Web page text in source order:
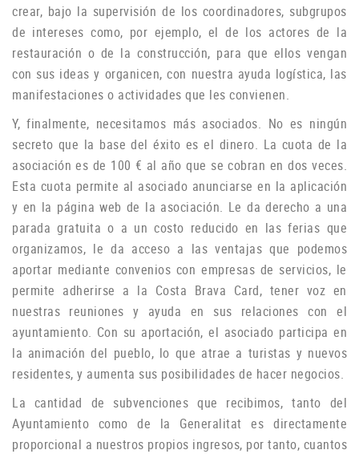
crear, bajo la supervisión de los coordinadores, subgrupos
de intereses como, por ejemplo, el de los actores de la
restauración o de la construcción, para que ellos vengan
con sus ideas y organicen, con nuestra ayuda logística, las
manifestaciones o actividades que les convienen.
Y, finalmente, necesitamos más asociados. No es ningún
secreto que la base del éxito es el dinero. La cuota de la
asociación es de 100 € al año que se cobran en dos veces.
Esta cuota permite al asociado anunciarse en la aplicación
y en la página web de la asociación. Le da derecho a una
parada gratuita o a un costo reducido en las ferias que
organizamos, le da acceso a las ventajas que podemos
aportar mediante convenios con empresas de servicios, le
permite adherirse a la Costa Brava Card, tener voz en
nuestras reuniones y ayuda en sus relaciones con el
ayuntamiento. Con su aportación, el asociado participa en
la animación del pueblo, lo que atrae a turistas y nuevos
residentes, y aumenta sus posibilidades de hacer negocios.
La cantidad de subvenciones que recibimos, tanto del
Ayuntamiento como de la Generalitat es directamente
proporcional a nuestros propios ingresos, por tanto, cuantos